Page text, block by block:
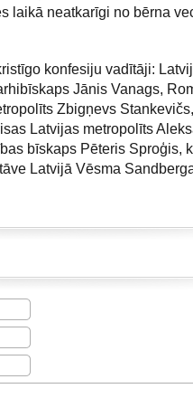
laikā neatkarīgi no bērna
konfesiju vadītāji:
Jānis Vanags,
Zbigņevs
Latvijas metropolīts
bīskaps Pēteris Sproģis,
Latvijā Vēsma